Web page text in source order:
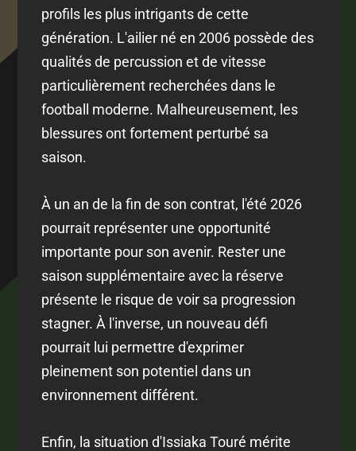
profils les plus intrigants de cette
génération. L'ailier né en 2006 possède des
qualités de percussion et de vitesse
particulièrement recherchées dans le
football moderne. Malheureusement, les
blessures ont fortement perturbé sa
saison.
À un an de la fin de son contrat, l'été 2026
pourrait représenter une opportunité
importante pour son avenir. Rester une
saison supplémentaire avec la réserve
présente le risque de voir sa progression
stagner. À l'inverse, un nouveau défi
pourrait lui permettre d'exprimer
pleinement son potentiel dans un
environnement différent.
Enfin, la situation d'Issiaka Touré mérite